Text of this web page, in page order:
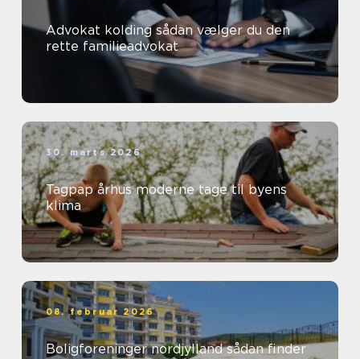
Advokat kolding sådan vælger du den
rette familieadvokat
30. marts 2026
Tagpap århus moderne tage til byens
klima
08. februar 2026
Boligforeninger nordjylland sådan finder